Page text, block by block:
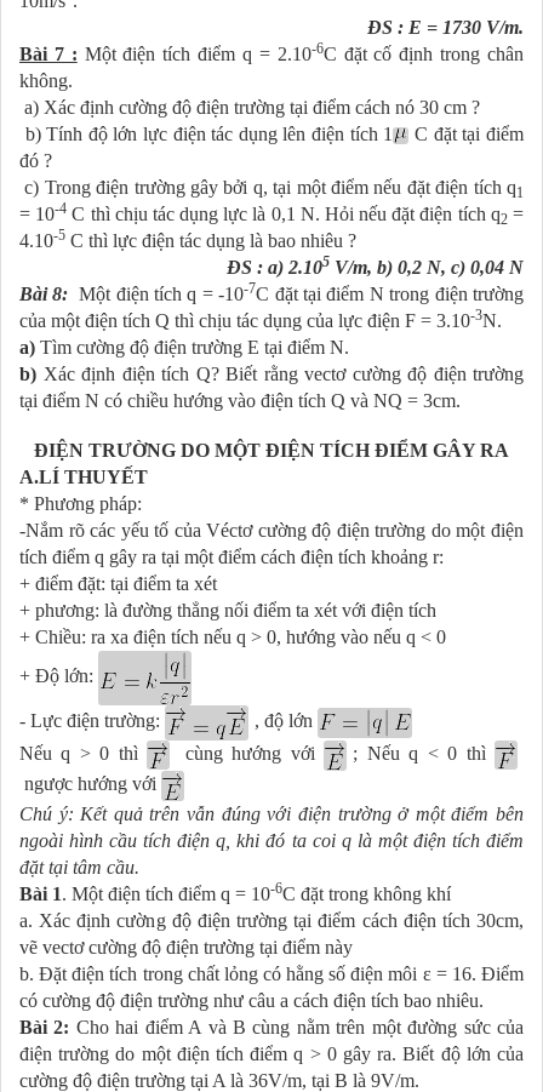
ĐS : E = 1730 V/m.
Bài 7 : Một điện tích điểm q = 2.10-6C đặt cố định trong chân
không.
a) Xác định cường độ điện trường tại điểm cách nó 30 cm ?
b) Tính độ lớn lực điện tác dụng lên điện tích 1
C đặt tại điểm
đó ?
c) Trong điện trường gây bởi q, tại một điểm nếu đặt điện tích q1
= 10-4 C thì chịu tác dụng lực là 0,1 N. Hỏi nếu đặt điện tích q2=
4.10-5 C thì lực điện tác dụng là bao nhiêu ?
ĐS : a) 2.105 V/m, b) 0,2 N, c) 0,04 N
Bài 8: Một điện tích q = -10-7C đặt tại điểm N trong điện trường
của một điện tích Q thì chịu tác dụng của lực điện F = 3.10-3N.
a) Tìm cường độ điện trường E tại điểm N.
b) Xác định điện tích Q? Biết rằng vectơ cường độ điện trường
tại điểm N có chiều hướng vào điện tích Q và NQ = 3cm.
ĐIỆN TRƯỜNG DO MỘT ĐIỆN TÍCH ĐIỂM GÂY RA
A.LÍ THUYẾT
* Phương pháp:
-Nắm rõ các yếu tố của Véctơ cường độ điện trường do một điện
tích điểm q gây ra tại một điểm cách điện tích khoảng r:
+ điểm đặt: tại điểm ta xét
+ phương: là đường thẳng nối điểm ta xét với điện tích
+ Chiều: ra xa điện tích nếu q > 0, hướng vào nếu q < 0
+ Độ lớn:
- Lực điện trường:
, độ lớn
Nếu q > 0 thì
cùng hướng với
; Nếu q < 0 thì
ngược hướng với
Chú ý: Kết quả trên vẫn đúng với điện trường ở một điểm bên
ngoài hình cầu tích điện q, khi đó ta coi q là một điện tích điểm
đặt tại tâm cầu.
Bài 1. Một điện tích điểm q = 10-6C đặt trong không khí
a. Xác định cường độ điện trường tại điểm cách điện tích 30cm,
vẽ vectơ cường độ điện trường tại điểm này
b. Đặt điện tích trong chất lỏng có hằng số điện môi ε = 16. Điểm
có cường độ điện trường như câu a cách điện tích bao nhiêu.
Bài 2: Cho hai điểm A và B cùng nằm trên một đường sức của
điện trường do một điện tích điểm q > 0 gây ra. Biết độ lớn của
cường độ điện trường tại A là 36V/m, tại B là 9V/m.